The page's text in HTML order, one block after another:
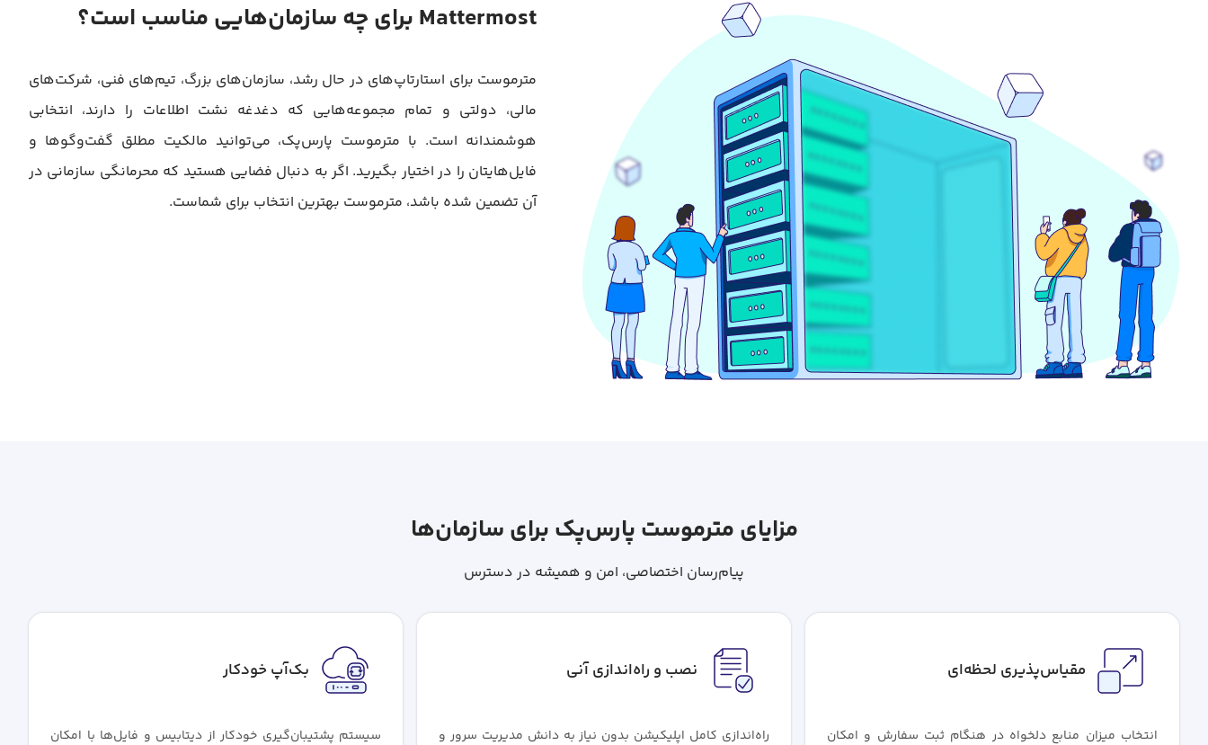
Mattermost برای چه سازمان‌هایی مناسب است؟
مترموست برای استارتاپ‌های در حال رشد، سازمان‌های بزرگ، تیم‌های فنی، شرکت‌های
مالی، دولتی و تمام مجموعه‌هایی که دغدغه نشت اطلاعات را دارند، انتخابی
هوشمندانه است. با مترموست پارس‌پک، می‌توانید مالکیت مطلق گفت‌وگوها و
فایل‌هایتان را در اختیار بگیرید. اگر به دنبال فضایی هستید که محرمانگی سازمانی در
آن تضمین شده باشد، مترموست بهترین انتخاب برای شماست.
مزایای مترموست پارس‌پک برای سازمان‌ها
پیام‌رسان اختصاصی،‌ امن و همیشه در دسترس
مقیاس‌پذیری لحظه‌ای
انتخاب میزان منابع دلخواه در هنگام ثبت سفارش و امکان
نصب و راه‌اندازی آنی
راه‌اندازی کامل اپلیکیشن بدون نیاز به دانش مدیریت سرور و
بک‌آپ خودکار
سیستم پشتیبان‌گیری خودکار از دیتابیس و فایل‌ها با امکان